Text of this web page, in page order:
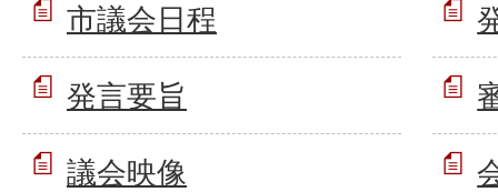
市議会日程
発言要旨
議会映像